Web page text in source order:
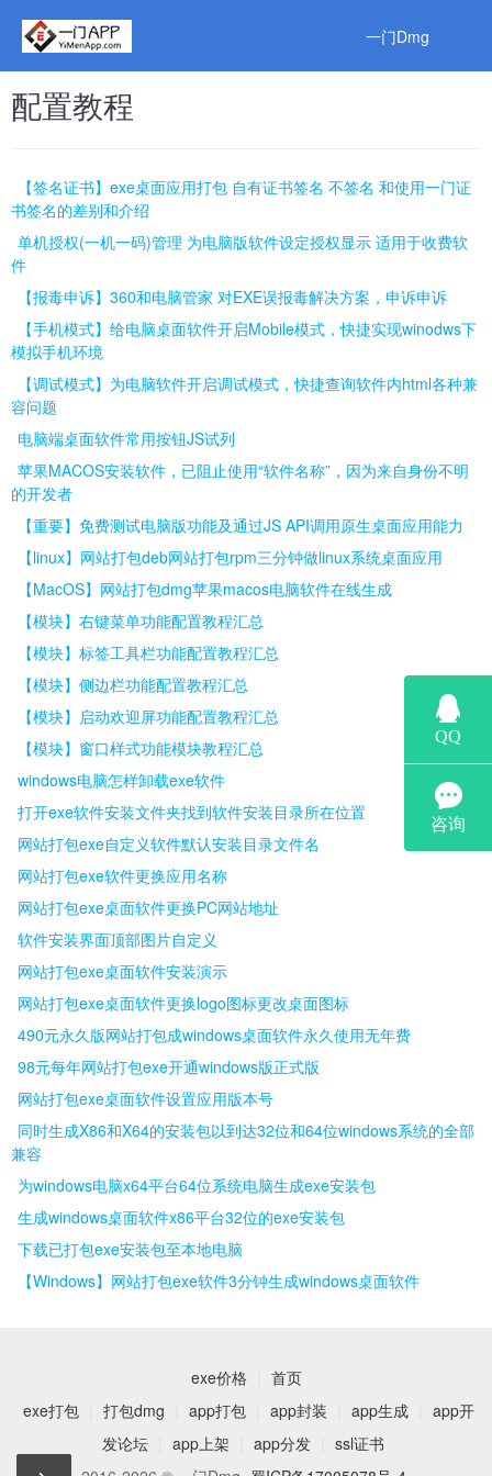
一门Dmg
配置教程
【签名证书】exe桌面应用打包 自有证书签名 不签名 和使用一门证
书签名的差别和介绍
单机授权(一机一码)管理 为电脑版软件设定授权显示 适用于收费软
件
【报毒申诉】360和电脑管家 对EXE误报毒解决方案，申诉申诉
【手机模式】给电脑桌面软件开启Mobile模式，快捷实现winodws下
模拟手机环境
【调试模式】为电脑软件开启调试模式，快捷查询软件内html各种兼
容问题
电脑端桌面软件常用按钮JS试列
苹果MACOS安装软件，已阻止使用“软件名称”，因为来自身份不明
的开发者
【重要】免费测试电脑版功能及通过JS API调用原生桌面应用能力
【linux】网站打包deb网站打包rpm三分钟做linux系统桌面应用
【MacOS】网站打包dmg苹果macos电脑软件在线生成
【模块】右键菜单功能配置教程汇总
【模块】标签工具栏功能配置教程汇总
【模块】侧边栏功能配置教程汇总
【模块】启动欢迎屏功能配置教程汇总
【模块】窗口样式功能模块教程汇总
windows电脑怎样卸载exe软件
打开exe软件安装文件夹找到软件安装目录所在位置
网站打包exe自定义软件默认安装目录文件名
网站打包exe软件更换应用名称
网站打包exe桌面软件更换PC网站地址
软件安装界面顶部图片自定义
网站打包exe桌面软件安装演示
网站打包exe桌面软件更换logo图标更改桌面图标
490元永久版网站打包成windows桌面软件永久使用无年费
98元每年网站打包exe开通windows版正式版
网站打包exe桌面软件设置应用版本号
同时生成X86和X64的安装包以到达32位和64位windows系统的全部
兼容
为windows电脑x64平台64位系统电脑生成exe安装包
生成windows桌面软件x86平台32位的exe安装包
下载已打包exe安装包至本地电脑
【Windows】网站打包exe软件3分钟生成windows桌面软件
exe价格
首页
exe打包
打包dmg app打包 app封装 app生成
app开
发论坛
app上架 app分发
ssl证书